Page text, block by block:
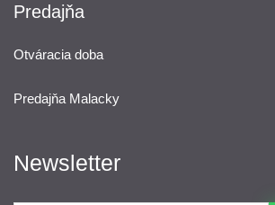
Predajňa
Otváracia doba
Predajňa Malacky
Newsletter